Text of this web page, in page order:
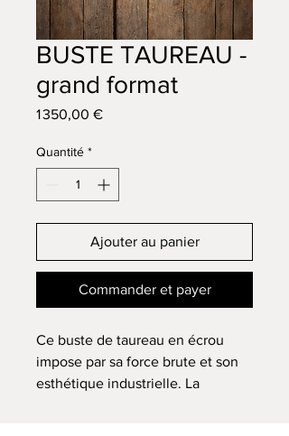
BUSTE TAUREAU -
grand format
1 350,00 €Prix
Quantité *
Ajouter au panier
Commander et payer
Ce buste de taureau en écrou
impose par sa force brute et son
esthétique industrielle. La